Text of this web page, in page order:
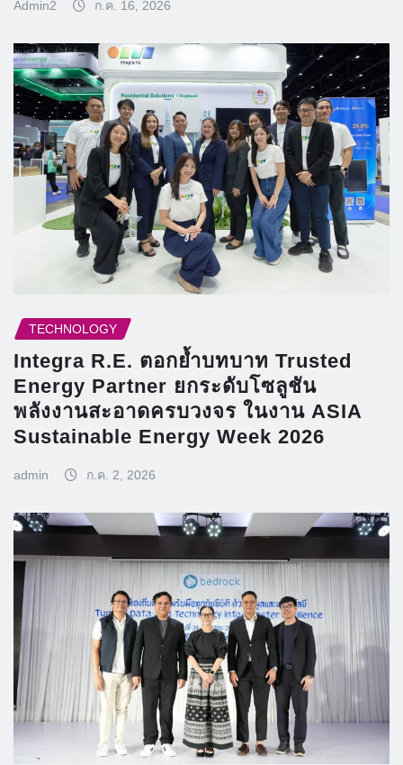
Admin2 ก.ค. 16, 2026
TECHNOLOGY
Integra R.E. ตอกย้ำบทบาท Trusted
Energy Partner ยกระดับโซลูชัน
พลังงานสะอาดครบวงจร ในงาน ASIA
Sustainable Energy Week 2026
admin ก.ค. 2, 2026